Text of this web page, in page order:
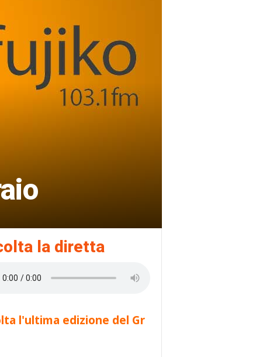
la diretta
l'ultima edizione del Gr